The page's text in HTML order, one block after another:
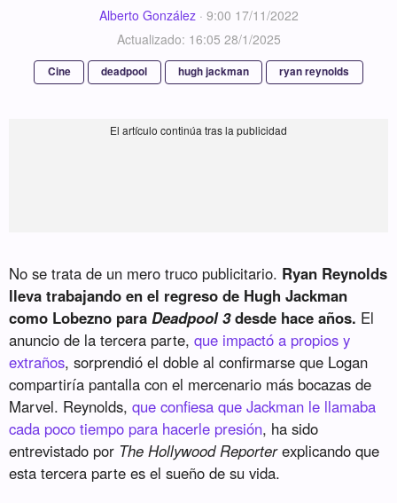
Alberto González· 9:00 17/11/2022
Actualizado: 16:05 28/1/2025
Cine deadpool hugh jackman ryan reynolds
No se trata de un mero truco publicitario. Ryan Reynolds
lleva trabajando en el regreso de Hugh Jackman
como Lobezno para Deadpool 3desde hace años. El
anuncio de la tercera parte,que impactó a propios y
extraños, sorprendió el doble al confirmarse que Logan
compartiría pantalla con el mercenario más bocazas de
Marvel. Reynolds,que confiesa que Jackman le llamaba
cada poco tiempo para hacerle presión, ha sido
entrevistado por The Hollywood Reporterexplicando que
esta tercera parte es el sueño de su vida.